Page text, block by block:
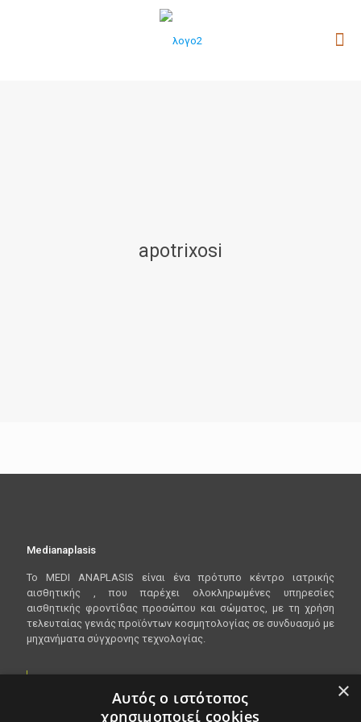
apotrixosi
Medianaplasis
To MEDI ANAPLASIS είναι ένα πρότυπο κέντρο ιατρικής
αισθητικής , που παρέχει ολοκληρωμένες υπηρεσίες
αισθητικής φροντίδας προσώπου και σώματος, με τη χρήση
τελευταίας γενιάς προϊόντων κοσμητολογίας σε συνδυασμό με
μηχανήματα σύγχρονης τεχνολογίας.
Είμαστε ανοικτα Δευτέρα - Παρασκευή 10:00 - 20:00
Λεωφόρος Βασιλίσσης Όλγας 148, 546 45
×
Αυτός ο ιστότοπος
χρησιμοποιεί cookies